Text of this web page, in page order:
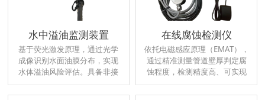
水中溢油监测装置
基于荧光激发原理，通过光学
成像识别水面油膜分布，实现
水体溢油风险评估。具备非接
触式监测、全天候值守、高灵
敏度识别的突出优势，对水上
在线腐蚀检测仪
依托电磁感应原理（EMAT），
通过精准测量管道壁厚判定腐
蚀程度，检测精度高、可实现
不间断连续监测，适用于各类
可磁化铁基金属管道内部腐蚀